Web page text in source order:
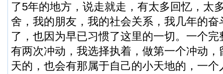
了5年的地方，说走就走，有太多回忆，太
舍，我的朋友，我的社会关系，我几年的
了，也因为早已习惯了这里的一切。一个
有两次冲动，我选择执着，做第一个冲动
天的，也会有那属于自己的小天地的，一